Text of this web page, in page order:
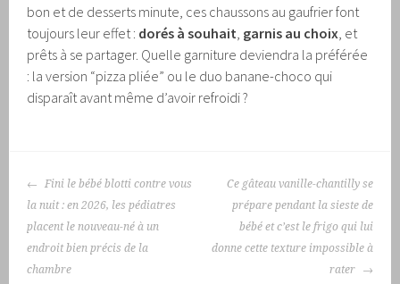
bon et de desserts minute, ces chaussons au gaufrier font
toujours leur effet : dorés à souhait garnis au choix , et
prêts à se partager. Quelle garniture deviendra la préférée
: la version “pizza pliée” ou le duo banane-choco qui
disparaît avant même d’avoir refroidi ?
NAVIGATION
DES
ARTICLES
Fini le bébé blotti contre vous
la nuit : en 2026, les pédiatres
placent le nouveau-né à un
endroit bien précis de la
chambre
Ce gâteau vanille-chantilly se
prépare pendant la sieste de
bébé et c’est le frigo qui lui
donne cette texture impossible à
rater